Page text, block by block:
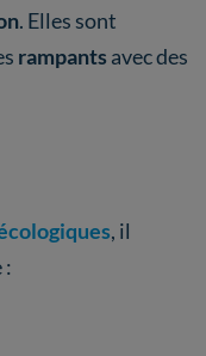
. Elles sont
rampants avec des
, il
: